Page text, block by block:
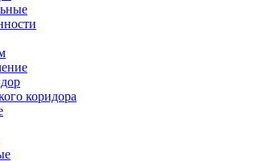
коридора